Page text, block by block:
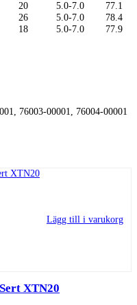
20 5.0-7.0
77.1
26 5.0-7.0
78.4
18 5.0-7.0 77.9
76003-00001, 76004-00001
Lägg till i varukorg
XTN20